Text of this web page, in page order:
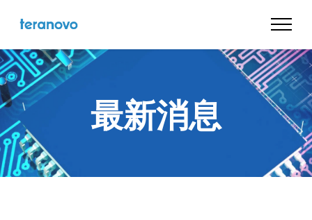
最新消息